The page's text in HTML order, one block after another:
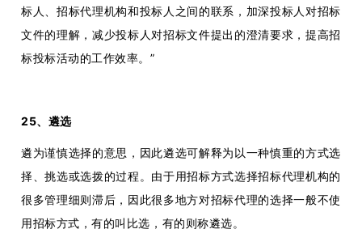
标人、招标代理机构和投标人之间的联系，加深投标人对招标
文件的理解，减少投标人对招标文件提出的澄清要求，提高招
标投标活动的工作效率。”
25、遴选
遴为谨慎选择的意思，因此遴选可解释为以一种慎重的方式选
择、挑选或选拨的过程。由于用招标方式选择招标代理机构的
很多管理细则滞后，因此很多地方对招标代理的选择一般不使
用招标方式，有的叫比选，有的则称遴选。